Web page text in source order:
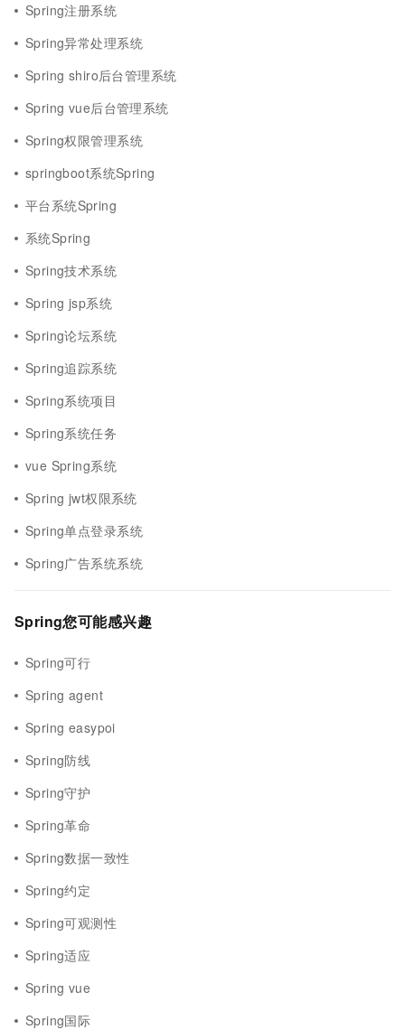
Spring注册系统
Spring异常处理系统
Spring shiro后台管理系统
Spring vue后台管理系统
Spring权限管理系统
springboot系统Spring
平台系统Spring
系统Spring
Spring技术系统
Spring jsp系统
Spring论坛系统
Spring追踪系统
Spring系统项目
Spring系统任务
vue Spring系统
Spring jwt权限系统
Spring单点登录系统
Spring广告系统系统
Spring您可能感兴趣
Spring可行
Spring agent
Spring easypoi
Spring防线
Spring守护
Spring革命
Spring数据一致性
Spring约定
Spring可观测性
Spring适应
Spring vue
Spring国际